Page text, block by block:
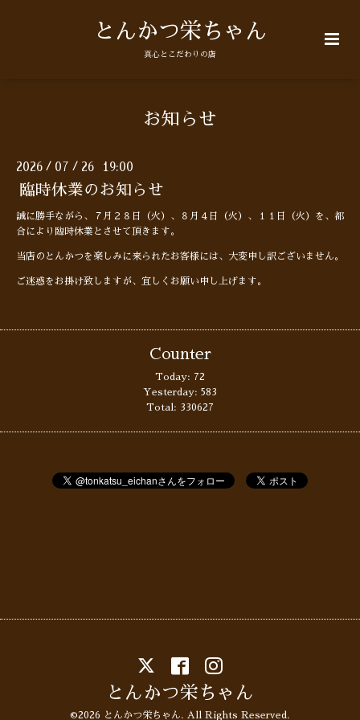
とんかつ栄ちゃん
真心とこだわりの店
お知らせ
2026 / 07 / 26 19:00
臨時休業のお知らせ
誠に勝手ながら、７月２８日（火）、８月４日（火）、１１日（火）を、都
合により臨時休業とさせて頂きます。
当店のとんかつを楽しみに来られたお客様には、大変申し訳ございません。
ご迷惑をお掛け致しますが、宜しくお願い申し上げます。
Counter
Today: 72
Yesterday: 583
Total: 330627
とんかつ栄ちゃん
©2026 とんかつ栄ちゃん. All Rights Reserved.